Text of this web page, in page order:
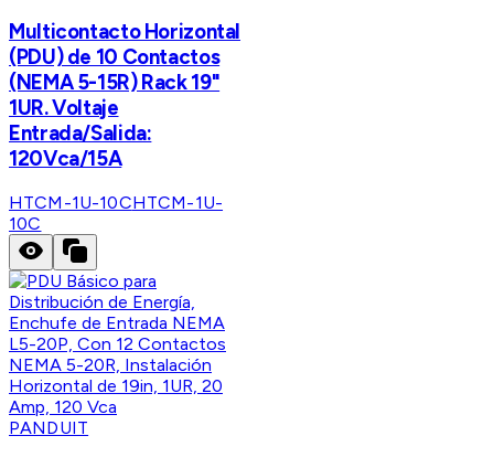
Multicontacto Horizontal
(PDU) de 10 Contactos
(NEMA 5-15R) Rack 19"
1UR. Voltaje
Entrada/Salida:
120Vca/15A
HTCM-1U-10CHTCM-1U-
10C
PANDUIT